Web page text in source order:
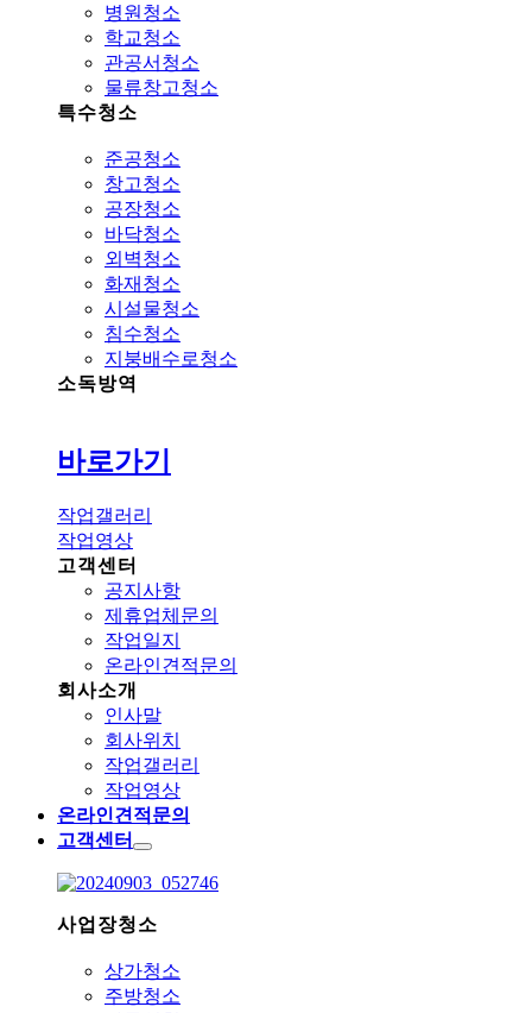
병원청소
학교청소
관공서청소
물류창고청소
특수청소
준공청소
창고청소
공장청소
바닥청소
외벽청소
화재청소
시설물청소
침수청소
지붕배수로청소
소독방역
바로가기
작업갤러리
작업영상
고객센터
공지사항
제휴업체문의
작업일지
온라인견적문의
회사소개
인사말
회사위치
작업갤러리
작업영상
온라인견적문의
고객센터
사업장청소
상가청소
주방청소